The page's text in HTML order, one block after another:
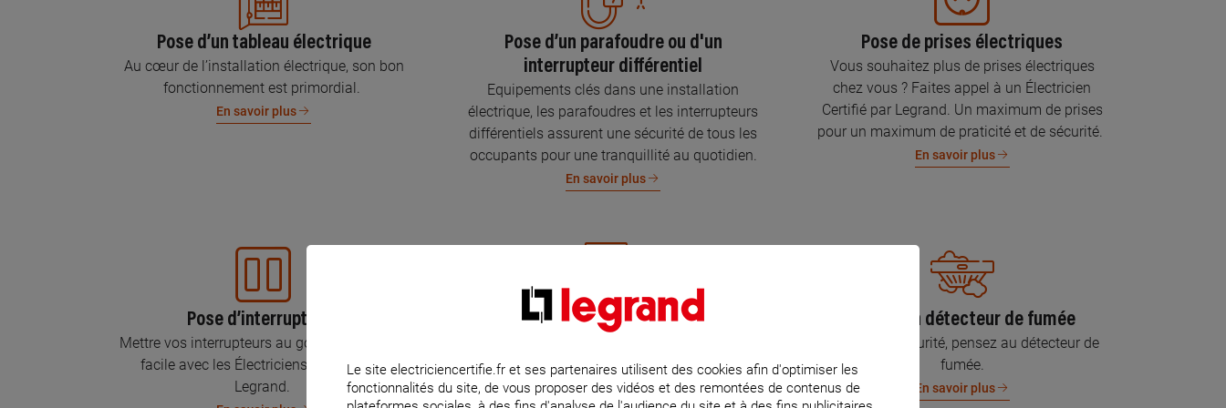
Pose d’un tableau électrique
Au cœur de l’installation électrique, son bon
fonctionnement est primordial.
En savoir plus
Pose d’un parafoudre ou d'un
interrupteur différentiel
Equipements clés dans une installation
électrique, les parafoudres et les interrupteurs
différentiels assurent une sécurité de tous les
occupants pour une tranquillité au quotidien.
En savoir plus
Pose de prises électriques
Vous souhaitez plus de prises électriques
chez vous ? Faites appel à un Électricien
Certifié par Legrand. Un maximum de prises
pour un maximum de praticité et de sécurité.
En savoir plus
Pose d’interrupteurs
Mettre vos interrupteurs au goût du jour, c’est
facile avec les Électriciens Certifiés par
Legrand.
Mise aux normes de l’installation
Parce que l’électricité implique la sécurité et la
protection de votre famille et de vos biens,
Pose d’un détecteur de fumée
Pour votre sécurité, pensez au détecteur de
fumée.
En savoir plus
Le site electriciencertifie.fr et ses partenaires utilisent des cookies afin d'optimiser les
fonctionnalités du site, de vous proposer des vidéos et des remontées de contenus de